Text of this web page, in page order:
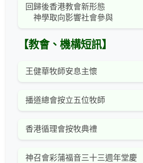
回歸後香港教會新形態
神學取向影響社會參與
【教會、機構短訊】
王健華牧師安息主懷
播道總會按立五位牧師
香港循理會按牧典禮
神召會彩蒲福音三十三週年堂慶